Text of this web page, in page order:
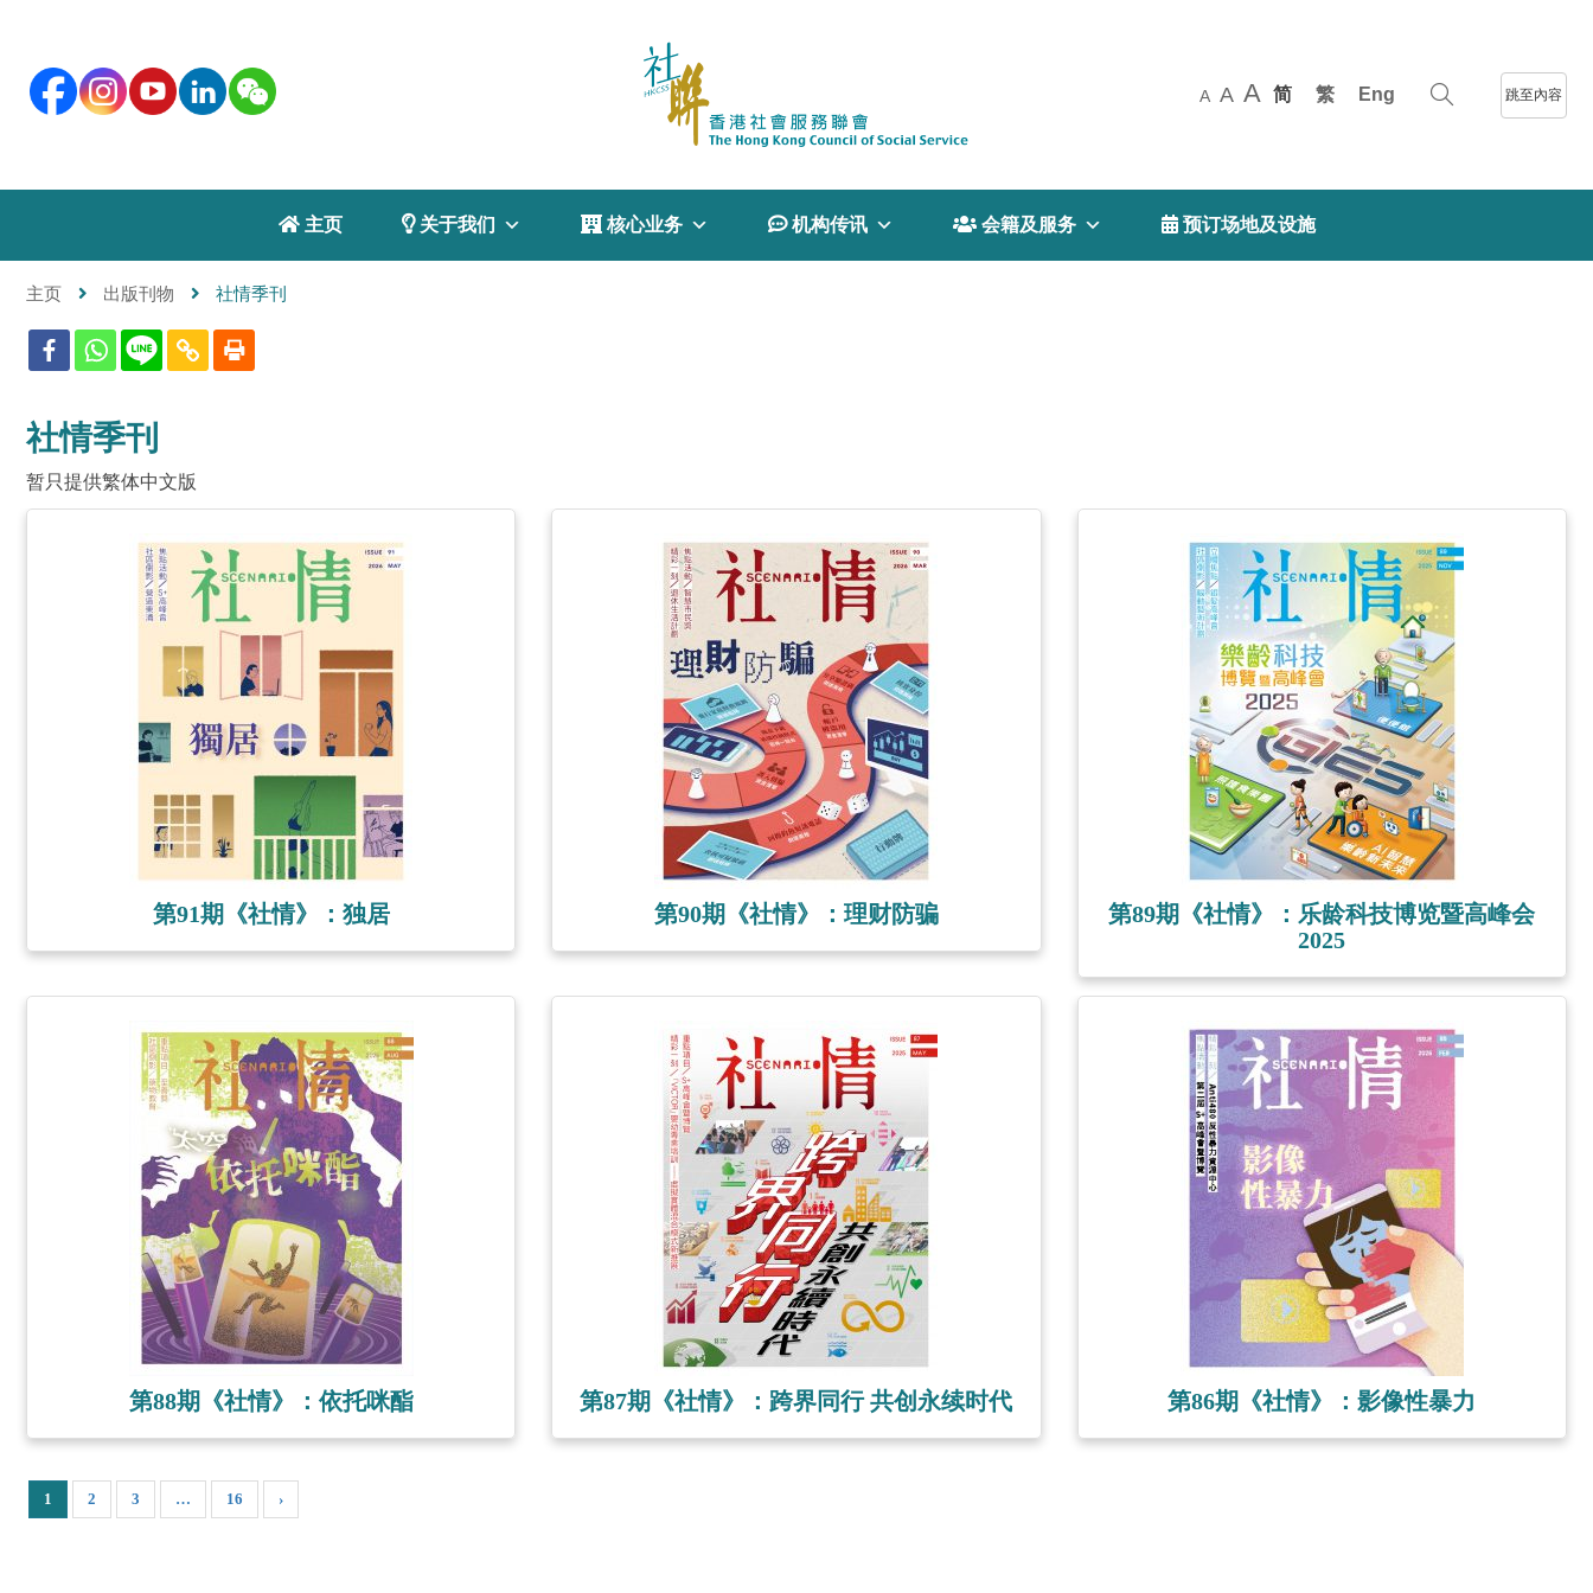
A A A 简 繁 Eng 跳至內容
 主页  关于我们  核心业务  机构传讯  会籍及服务  预订场地及设施
主页 出版刊物 社情季刊
社情季刊
暂只提供繁体中文版
第91期《社情》：独居 第90期《社情》：理财防骗
第89期《社情》：乐龄科技博览暨高峰会
2025
第88期《社情》：依托咪酯 第87期《社情》：跨界同行 共创永续时代 第86期《社情》：影像性暴力
1 2 3 … 16 ›